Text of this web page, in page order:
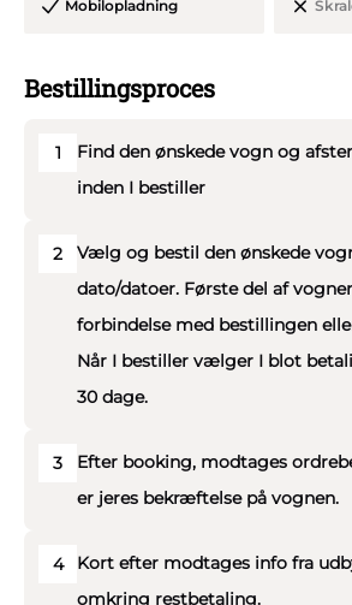
bestemmer selv, hvor meget vi kører
og godkendt efter lovens forskrifter
chauffører har EU-bevis. Vi
studentervogne og de bliver én gang
godkendt.
Mobilopladning
Bestillingsproces
1
Find den ønskede vogn og
inden I bestiller
2
Vælg og bestil den ønskede
dato/datoer. Første del af
forbindelse med bestillingen
Når I bestiller vælger I blot
30 dage.
3
Efter booking, modtages
er jeres bekræftelse på vognen.
4
Kort efter modtages info fra
omkring restbetaling.